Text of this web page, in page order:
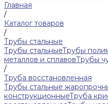
Главная
/
Каталог товаров
/
Трубы стальные
Трубы стальныеТрубы
металлов и сплавовТрубы
/
Труба восстановленная
Трубы стальные
конструкционныеТруба